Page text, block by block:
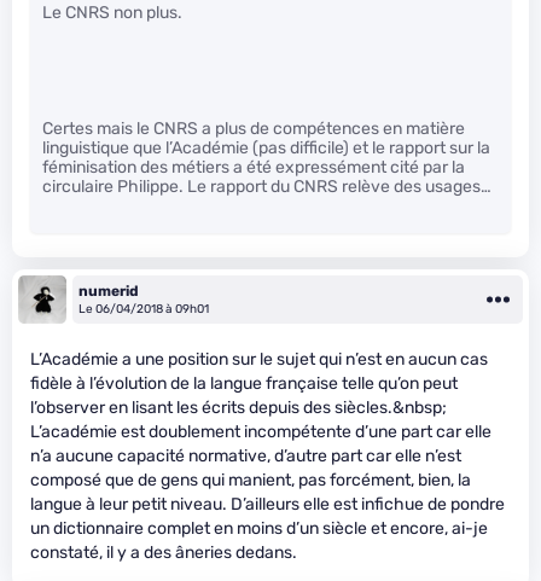
Le CNRS non plus.
Certes mais le CNRS a plus de compétences en matière
linguistique que l’Académie (pas difficile) et le rapport sur la
féminisation des métiers a été expressément cité par la
circulaire Philippe. Le rapport du CNRS relève des usages…
numerid
Le 06/04/2018 à 09h01
L’Académie a une position sur le sujet qui n’est en aucun cas
fidèle à l’évolution de la langue française telle qu’on peut
l’observer en lisant les écrits depuis des siècles.&nbsp;
L’académie est doublement incompétente d’une part car elle
n’a aucune capacité normative, d’autre part car elle n’est
composé que de gens qui manient, pas forcément, bien, la
langue à leur petit niveau. D’ailleurs elle est infichue de pondre
un dictionnaire complet en moins d’un siècle et encore, ai-je
constaté, il y a des âneries dedans.